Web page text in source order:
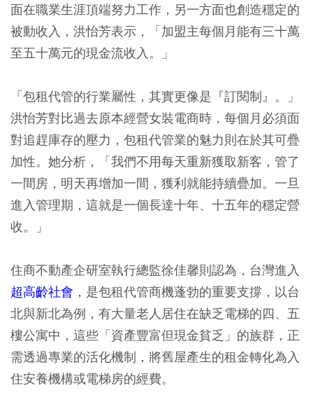
面在職業生涯頂端努力工作，另一方面也創造穩定的
被動收入，洪怡芳表示，「加盟主每個月能有三十萬
至五十萬元的現金流收入。」
「包租代管的行業屬性，其實更像是『訂閱制』。」
洪怡芳對比過去原本經營女裝電商時，每個月必須面
對追趕庫存的壓力，包租代管業的魅力則在於其可疊
加性。她分析，「我們不用每天重新獲取新客，管了
一間房，明天再增加一間，獲利就能持續疊加。一旦
進入管理期，這就是一個長達十年、十五年的穩定營
收。」
住商不動產企研室執行總監徐佳馨則認為，台灣進入
超高齡社會 ，是包租代管商機蓬勃的重要支撐，以台
北與新北為例，有大量老人居住在缺乏電梯的四、五
樓公寓中，這些「資產豐富但現金貧乏」的族群，正
需透過專業的活化機制，將舊屋產生的租金轉化為入
住安養機構或電梯房的經費。